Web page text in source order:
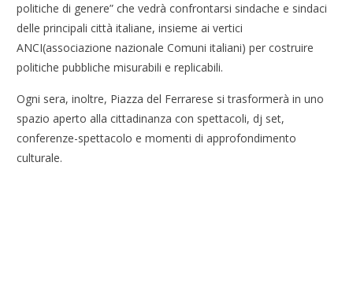
politiche di genere” che vedrà confrontarsi sindache e sindaci
delle principali città italiane, insieme ai vertici
ANCI(associazione nazionale Comuni italiani) per costruire
politiche pubbliche misurabili e replicabili.
Ogni sera, inoltre, Piazza del Ferrarese si trasformerà in uno
spazio aperto alla cittadinanza con spettacoli, dj set,
conferenze-spettacolo e momenti di approfondimento
culturale.